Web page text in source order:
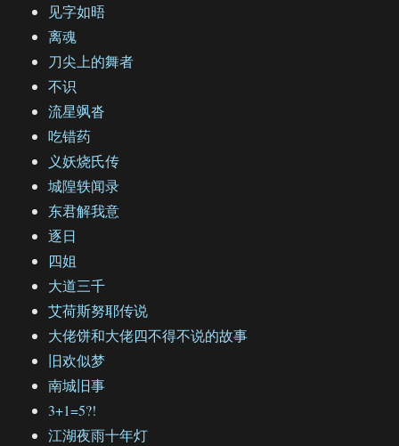
见字如晤
离魂
刀尖上的舞者
不识
流星飒沓
吃错药
义妖烧氏传
城隍轶闻录
东君解我意
逐日
四姐
大道三千
艾荷斯努耶传说
大佬饼和大佬四不得不说的故事
旧欢似梦
南城旧事
3+1=5?!
江湖夜雨十年灯